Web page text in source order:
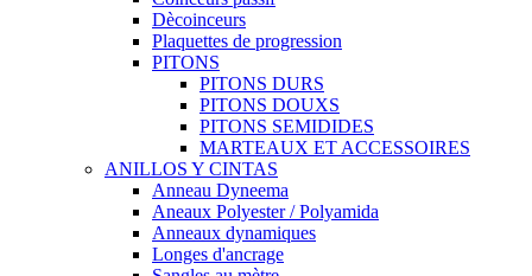
Dècoinceurs
Plaquettes de progression
PITONS
PITONS DURS
PITONS DOUXS
PITONS SEMIDIDES
MARTEAUX ET ACCESSOIRES
ANILLOS Y CINTAS
Anneau Dyneema
Aneaux Polyester / Polyamida
Anneaux dynamiques
Longes d'ancrage